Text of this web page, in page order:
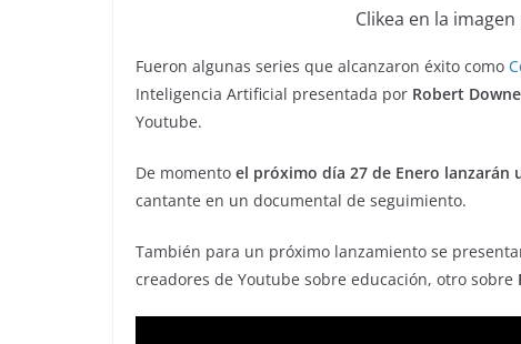
Clikea en la
Fueron algunas series que alcanzaron éxito como
Inteligencia Artificial presentada por Robert
Youtube.
De momento el próximo día 27 de Enero lanzarán
cantante en un documental de seguimiento.
También para un próximo lanzamiento se
creadores de Youtube sobre educación, otro sobre